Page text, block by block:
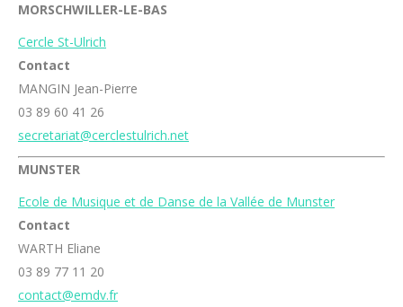
MORSCHWILLER-LE-BAS
Cercle St-Ulrich
Contact
MANGIN Jean-Pierre
03 89 60 41 26
secretariat@cerclestulrich.net
MUNSTER
Ecole de Musique et de Danse de la Vallée de Munster
Contact
WARTH Eliane
03 89 77 11 20
contact@emdv.fr